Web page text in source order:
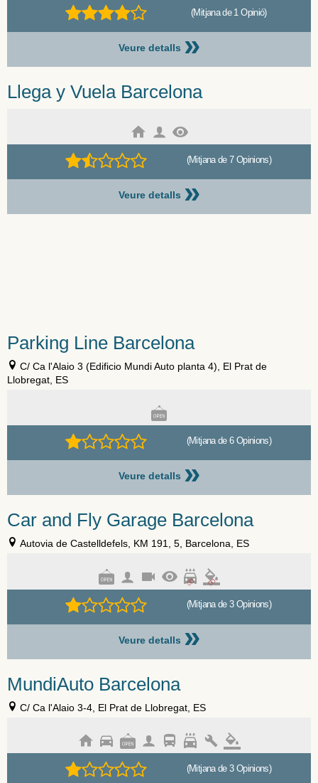
(Mitjana de 1 Opinió)
Veure detalls »
Llega y Vuela Barcelona
(Mitjana de 7 Opinions)
Veure detalls »
Parking Line Barcelona
C/ Ca l'Alaio 3 (Edificio Mundi Auto planta 4), El Prat de
Llobregat, ES
(Mitjana de 6 Opinions)
Veure detalls »
Car and Fly Garage Barcelona
Autovia de Castelldefels, KM 191, 5, Barcelona, ES
(Mitjana de 3 Opinions)
Veure detalls »
MundiAuto Barcelona
C/ Ca l'Alaio 3-4, El Prat de Llobregat, ES
(Mitjana de 3 Opinions)